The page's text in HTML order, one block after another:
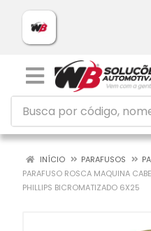
INÍCIO PARAFUSOS
PARAFUSO ROSCA MAQUINA
PHILLIPS BICROMATIZADO 6X25